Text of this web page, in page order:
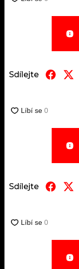
Sdílejte
Sdílejte